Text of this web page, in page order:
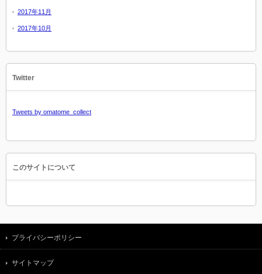
2017年11月
2017年10月
Twitter
Tweets by omatome_collect
このサイトについて
プライバシーポリシー
サイトマップ